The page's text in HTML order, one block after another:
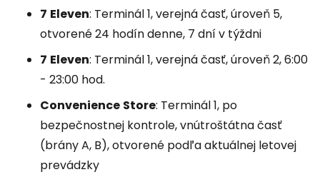
7 Eleven: Terminál 1, verejná časť, úroveň 5,
otvorené 24 hodín denne, 7 dní v týždni
7 Eleven: Terminál 1, verejná časť, úroveň 2, 6:00
- 23:00 hod.
Convenience Store: Terminál 1, po
bezpečnostnej kontrole, vnútroštátna časť
(brány A, B), otvorené podľa aktuálnej letovej
prevádzky